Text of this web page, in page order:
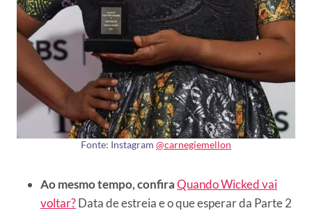
Fonte: Instagram @carnegiemellon
Ao mesmo tempo, confiraQuando Wicked vai
voltar?Data de estreia e o que esperar da Parte 2